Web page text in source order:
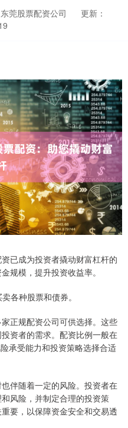
莞股票配资公司
更新：
已成为投资者撬动财富杠杆的
规模，提升投资收益率。
各种股票和债券。
正规配资公司可供选择。这些
资者的需求。配资比例一般在
承受能力和投资策略选择合适
伴随着一定的风险。投资者在
风险，并制定合理的投资策
要，以保障资金安全和交易透